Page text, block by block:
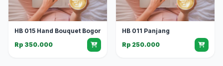
HB 015 Hand Bouquet Bogor
Rp 350.000
HB 011 Panjang
Rp 250.000